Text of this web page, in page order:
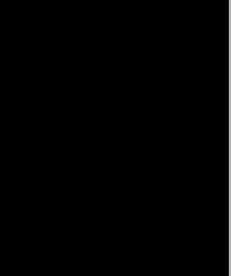
interesar...
película
cautivó al mundo
de acción y